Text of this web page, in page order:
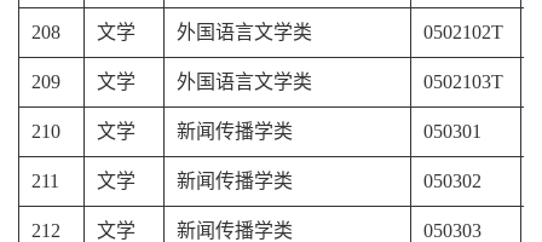
208 文学 外国语言文学类 0502102T
209 文学 外国语言文学类 0502103T
210 文学 新闻传播学类 050301
211 文学 新闻传播学类 050302
212 文学 新闻传播学类 050303